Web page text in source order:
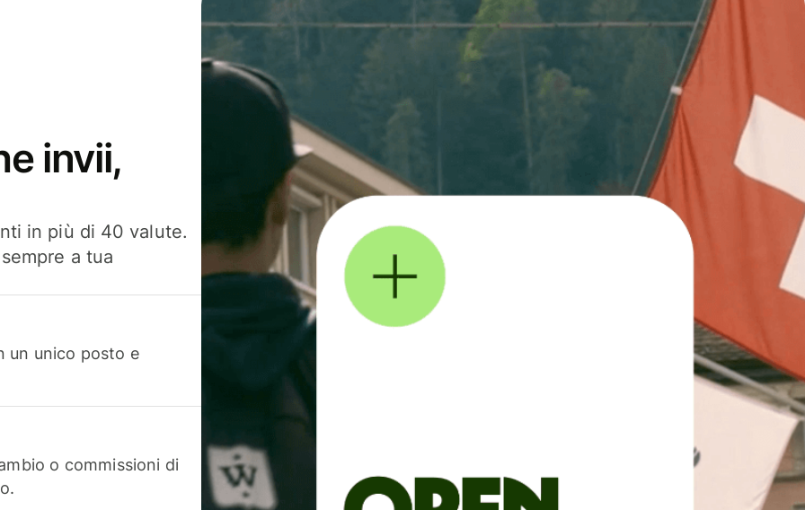
invii,
in più di 40 valute.
a tua
un unico posto e
o commissioni di